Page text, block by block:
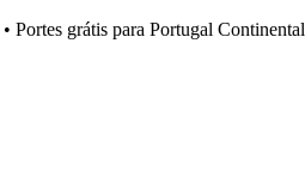
• Portes grátis para Portugal Continental